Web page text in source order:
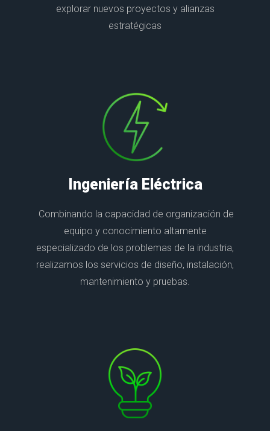
explorar nuevos proyectos y alianzas
estratégicas
Ingeniería Eléctrica
Combinando la capacidad de organización de
equipo y conocimiento altamente
especializado de los problemas de la industria,
realizamos los servicios de diseño, instalación,
mantenimiento y pruebas.